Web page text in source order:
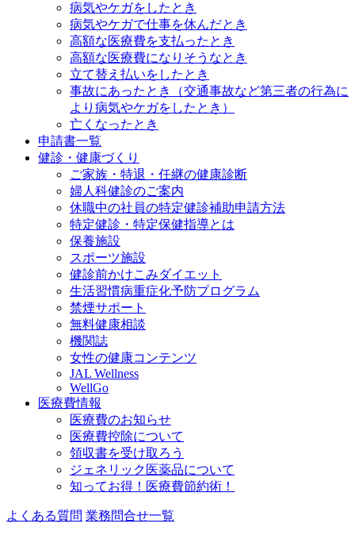
病気やケガをしたとき
病気やケガで仕事を休んだとき
高額な医療費を支払ったとき
高額な医療費になりそうなとき
立て替え払いをしたとき
事故にあったとき（交通事故など第三者の行為に
より病気やケガをしたとき）
亡くなったとき
申請書一覧
健診・健康づくり
ご家族・特退・任継の健康診断
婦人科健診のご案内
休職中の社員の特定健診補助申請方法
特定健診・特定保健指導とは
保養施設
スポーツ施設
健診前かけこみダイエット
生活習慣病重症化予防プログラム
禁煙サポート
無料健康相談
機関誌
女性の健康コンテンツ
JAL Wellness
WellGo
医療費情報
医療費のお知らせ
医療費控除について
領収書を受け取ろう
ジェネリック医薬品について
知ってお得！医療費節約術！
よくある質問 業務問合せ一覧